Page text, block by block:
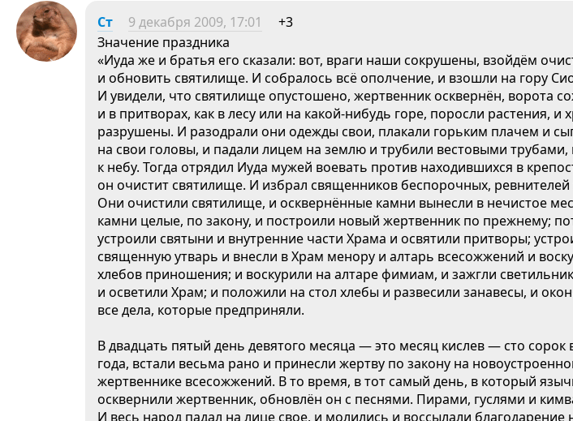
Ст 9 декабря 2009, 17:01
+3
Значение праздника
«Иуда же и братья его сказали: вот, враги наши сокрушены, взойдём
и обновить святилище. И собралось всё ополчение, и взошли на гору
И увидели, что святилище опустошено, жертвенник осквернён, ворота
и в притворах, как в лесу или на какой-нибудь горе, поросли растения, и
разрушены. И разодрали они одежды свои, плакали горьким плачем и
на свои головы, и падали лицем на землю и трубили вестовыми трубами,
к небу. Тогда отрядил Иуда мужей воевать против находившихся в
он очистит святилище. И избрал священников беспорочных, ревнителей
Они очистили святилище, и осквернённые камни вынесли в нечистое
камни целые, по закону, и построили новый жертвенник по прежнему;
устроили святыни и внутренние части Храма и освятили притворы;
священную утварь и внесли в Храм менору и алтарь всесожжений и
хлебов приношения; и воскурили на алтаре фимиам, и зажгли
и осветили Храм; и положили на стол хлебы и развесили занавесы, и
все дела, которые предприняли.
В двадцать пятый день девятого месяца — это месяц кислев — сто сорок
года, встали весьма рано и принесли жертву по закону на
жертвеннике всесожжений. В то время, в тот самый день, в который
осквернили жертвенник, обновлён он с песнями. Пирами, гуслями и
И весь народ падал на лице свое, и молились и воссылали благодарение